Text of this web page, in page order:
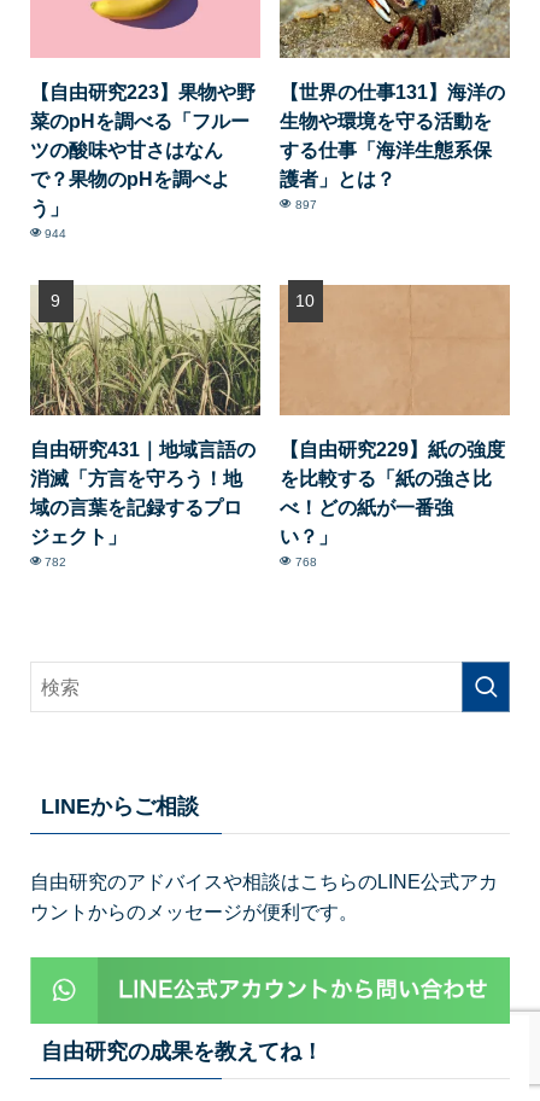
【自由研究223】果物や野
菜のpHを調べる「フルー
ツの酸味や甘さはなん
で？果物のpHを調べよ
う」
944
【世界の仕事131】海洋の
生物や環境を守る活動を
する仕事「海洋生態系保
護者」とは？
897
自由研究431｜地域言語の
消滅「方言を守ろう！地
域の言葉を記録するプロ
ジェクト」
782
【自由研究229】紙の強度
を比較する「紙の強さ比
べ！どの紙が一番強
い？」
768
LINEからご相談
自由研究のアドバイスや相談はこちらのLINE公式アカ
ウントからのメッセージが便利です。
自由研究の成果を教えてね！